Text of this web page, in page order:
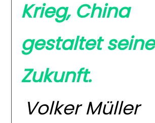
Krieg, China
gestaltet seine
Zukunft.
Volker Müller